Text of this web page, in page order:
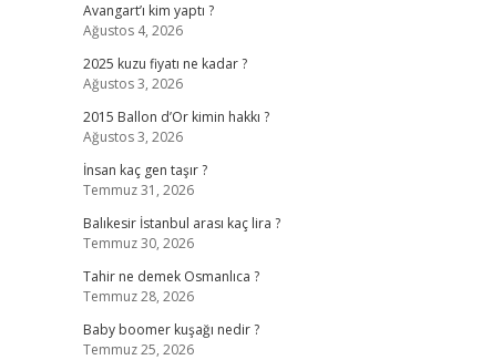
Avangart’ı kim yaptı ?
Ağustos 4, 2026
2025 kuzu fiyatı ne kadar ?
Ağustos 3, 2026
2015 Ballon d’Or kimin hakkı ?
Ağustos 3, 2026
İnsan kaç gen taşır ?
Temmuz 31, 2026
Balıkesir İstanbul arası kaç lira ?
Temmuz 30, 2026
Tahir ne demek Osmanlıca ?
Temmuz 28, 2026
Baby boomer kuşağı nedir ?
Temmuz 25, 2026